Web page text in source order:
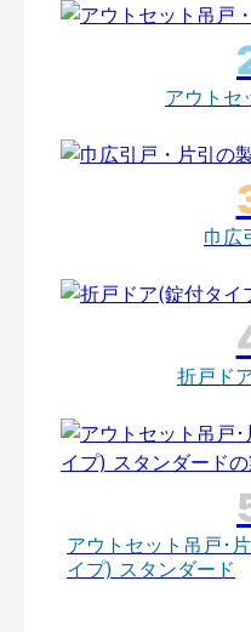
アウトセ
巾広
折戸ド
アウトセット吊戸･
イプ) スタンダード